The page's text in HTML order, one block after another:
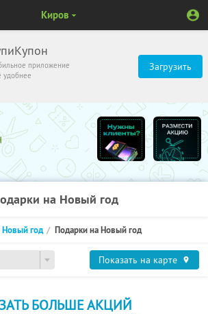
приложение
удобнее
Загрузить
Киров
на Новый год
Новый год Подарки на Новый год
Показать на карте
БОЛЬШЕ АКЦИЙ